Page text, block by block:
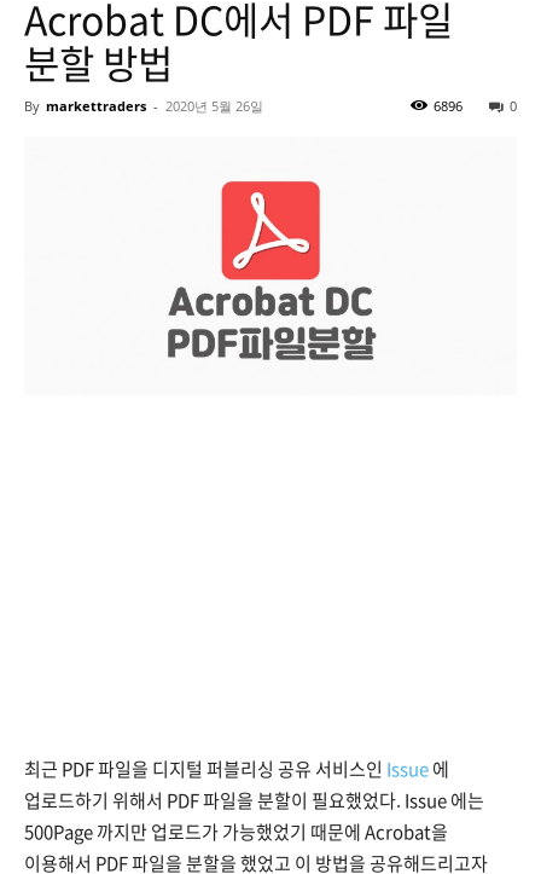
Acrobat DC에서 PDF 파일
분할 방법
By markettraders - 2020년 5월 26일 0
6896
최근 PDF 파일을 디지털 퍼블리싱 공유 서비스인 Issue 에
업로드하기 위해서 PDF 파일을 분할이 필요했었다. Issue 에는
500Page 까지만 업로드가 가능했었기 때문에 Acrobat을
이용해서 PDF 파일을 분할을 했었고 이 방법을 공유해드리고자